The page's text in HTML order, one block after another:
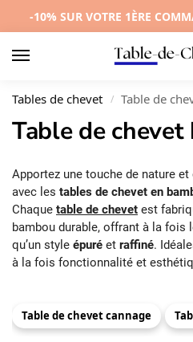
-10% SUR VOTRE 1ÈRE
Tables de chevet / Table de
Table de chevet
Apportez une touche de nature
avec les tables de chevet en
Chaque table de chevet est
bambou durable, offrant à la fois
qu’un style épuré et raffiné.
à la fois fonctionnalité et
Table de chevet cannage